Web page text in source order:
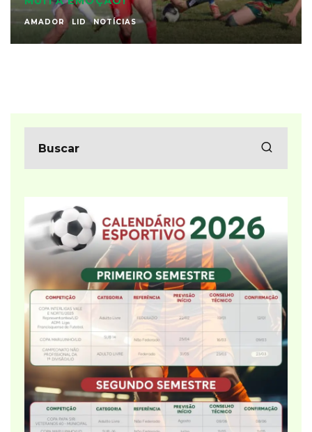
AMADOR LID NOTÍCIAS